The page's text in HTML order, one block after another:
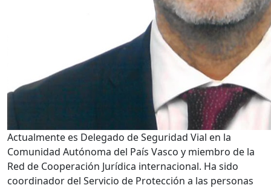
Actualmente es Delegado de Seguridad Vial en la
Comunidad Autónoma del País Vasco y miembro de la
Red de Cooperación Jurídica internacional. Ha sido
coordinador del Servicio de Protección a las personas